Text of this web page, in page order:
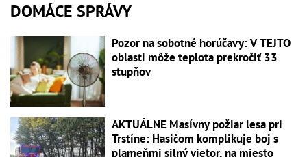
DOMÁCE SPRÁVY
Pozor na sobotné horúčavy: V TEJTO
oblasti môže teplota prekročiť 33
stupňov
AKTUÁLNE Masívny požiar lesa pri
Trstíne: Hasičom komplikuje boj s
plameňmi silný vietor, na miesto